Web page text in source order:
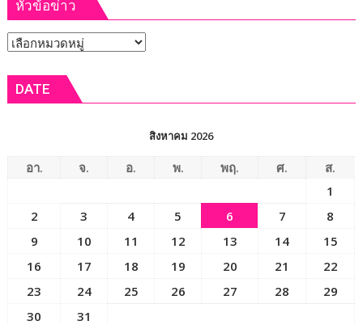
รางวัล
หัวใจ
ผู้
สันติราษฎร์
ประชาชน
ได้
หัวข้อข่าว
หัวข้อ
DATE
สิงหาคม 2026
อา. จ. อ. พ. พฤ. ศ.
ส.
1
2
3 4 5 6 7
8
9
10 11 12 13 14
15
16
17 18 19 20 21
22
23
24 25 26 27 28
29
30
31